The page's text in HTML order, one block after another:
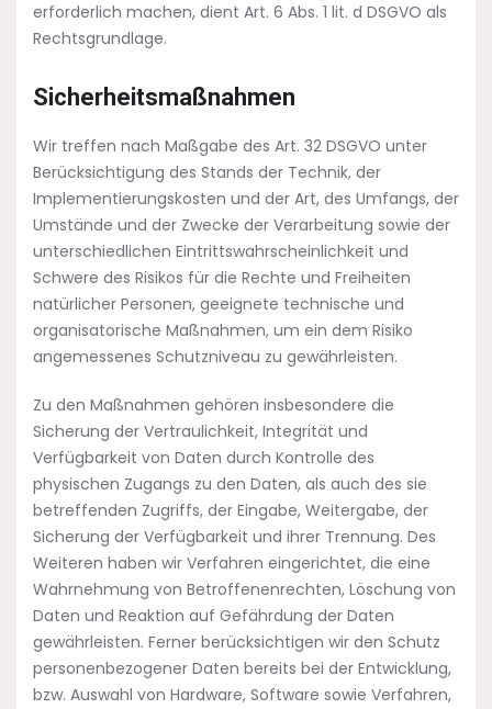
erforderlich machen, dient Art. 6 Abs. 1 lit. d DSGVO als
Rechtsgrundlage.
Sicherheitsmaßnahmen
Wir treffen nach Maßgabe des Art. 32 DSGVO unter
Berücksichtigung des Stands der Technik, der
Implementierungskosten und der Art, des Umfangs, der
Umstände und der Zwecke der Verarbeitung sowie der
unterschiedlichen Eintrittswahrscheinlichkeit und
Schwere des Risikos für die Rechte und Freiheiten
natürlicher Personen, geeignete technische und
organisatorische Maßnahmen, um ein dem Risiko
angemessenes Schutzniveau zu gewährleisten.
Zu den Maßnahmen gehören insbesondere die
Sicherung der Vertraulichkeit, Integrität und
Verfügbarkeit von Daten durch Kontrolle des
physischen Zugangs zu den Daten, als auch des sie
betreffenden Zugriffs, der Eingabe, Weitergabe, der
Sicherung der Verfügbarkeit und ihrer Trennung. Des
Weiteren haben wir Verfahren eingerichtet, die eine
Wahrnehmung von Betroffenenrechten, Löschung von
Daten und Reaktion auf Gefährdung der Daten
gewährleisten. Ferner berücksichtigen wir den Schutz
personenbezogener Daten bereits bei der Entwicklung,
bzw. Auswahl von Hardware, Software sowie Verfahren,